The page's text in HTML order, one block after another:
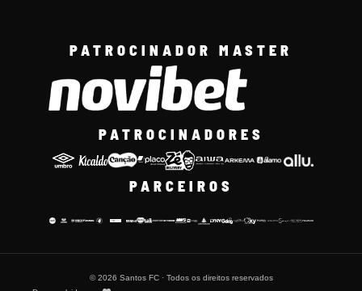
PATROCINADOR MASTER
PATROCINADORES
PARCEIROS
© 2026 Santos FC · Todos os direitos reservados